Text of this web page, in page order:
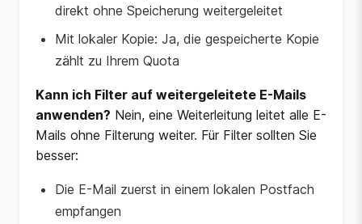
direkt ohne Speicherung weitergeleitet
Mit lokaler Kopie: Ja, die gespeicherte Kopie
zählt zu Ihrem Quota
Kann ich Filter auf weitergeleitete E-Mails
anwenden? Nein, eine Weiterleitung leitet alle E-
Mails ohne Filterung weiter. Für Filter sollten Sie
besser:
Die E-Mail zuerst in einem lokalen Postfach
empfangen